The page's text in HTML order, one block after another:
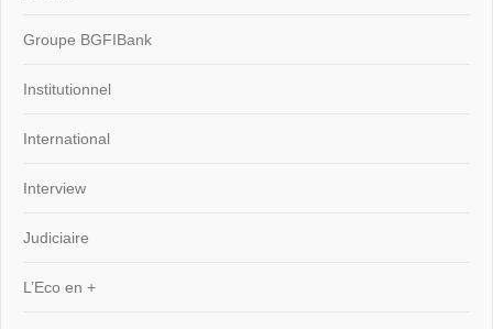
Groupe BGFIBank
Institutionnel
International
Interview
Judiciaire
L’Eco en +